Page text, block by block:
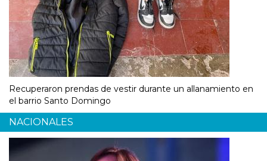
Recuperaron prendas de vestir durante un allanamiento en
el barrio Santo Domingo
NACIONALES